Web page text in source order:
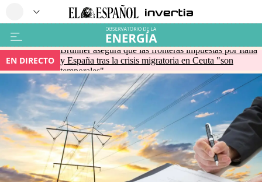
EN DIRECTO
Brunner asegura que las fronteras impuestas por Italia
y España tras la crisis migratoria en Ceuta "son
temporales"